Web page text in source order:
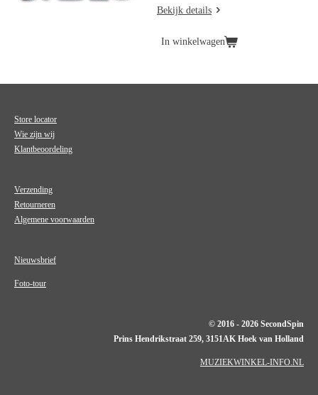
Bekijk details
In winkelwagen
Store locator
Wie zijn wij
Klantbeoordeling
Verzending
Retourneren
Algemene voorwaarden
Nieuwsbrief
Foto-tour
© 2016 - 2026 SecondSpin
Prins Hendrikstraat 259, 3151AK Hoek van Holland
MUZIEKWINKEL-INFO.NL